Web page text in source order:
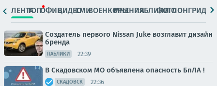
ЛЕНТАТОПОФИЦ.ВИДЕОСМИВОЕНКОРЫМНЕНИЯПАБЛИКИ
ФОТОЛОНГРИДЫ
Создатель первого Nissan Juke возглавит дизайн
бренда
ПАБЛИКИ 22:39
В Скадовском МО объявлена опасность БпЛА !
СКАДОВСК 22:36